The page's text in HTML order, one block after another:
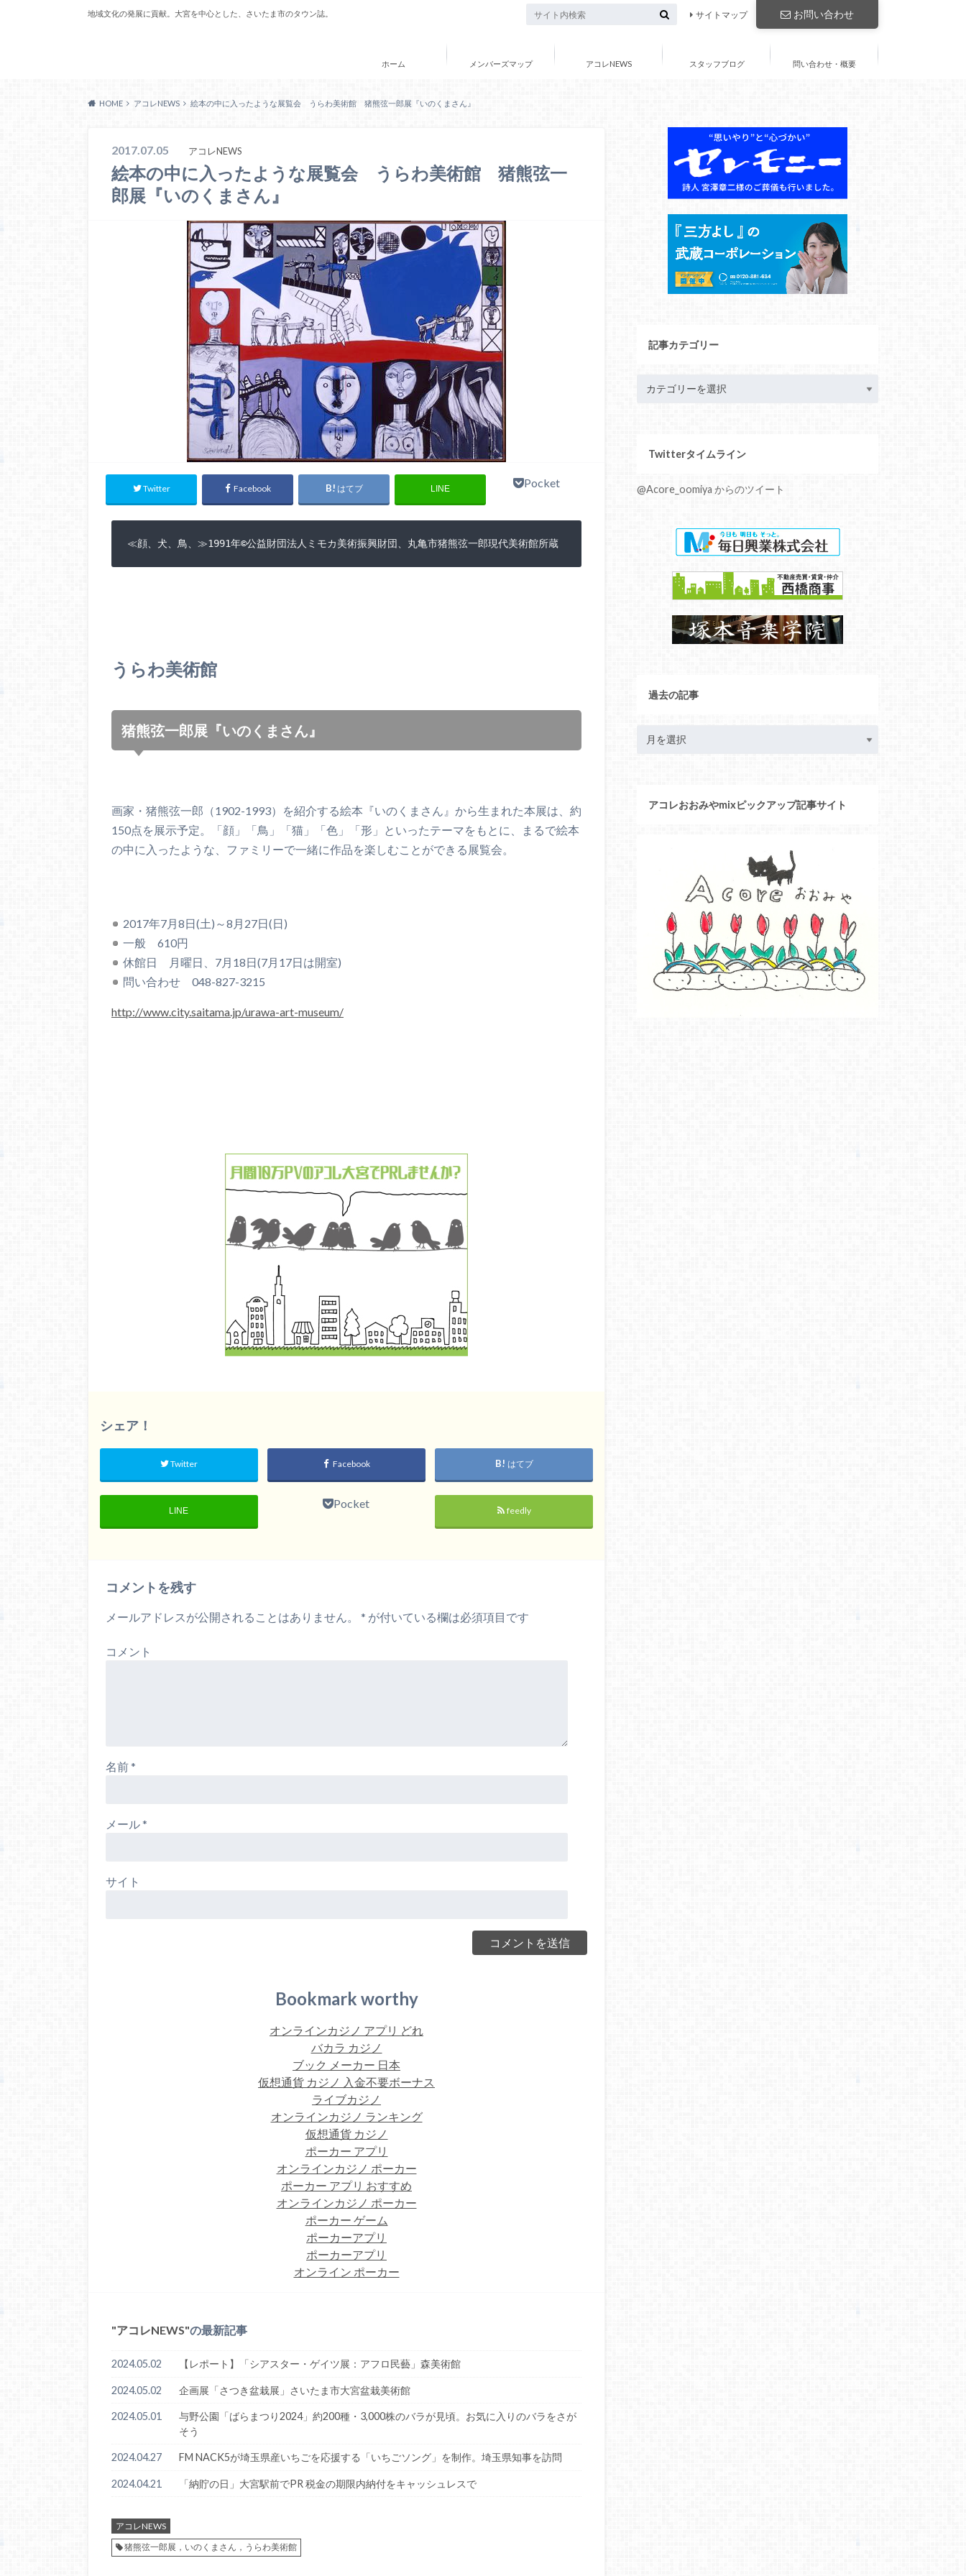
地域文化の発展に貢献。大宮を中心とした、さいたま市のタウン誌。 お問い合わせ
サイトマップ
ホーム メンバーズマップ アコレNEWS スタッフブログ 問い合わせ・概要
HOME アコレNEWS 絵本の中に入ったような展覧会 うらわ美術館 猪熊弦一郎展『いのくまさん』
2017.07.05 アコレNEWS
絵本の中に入ったような展覧会 うらわ美術館 猪熊弦一
郎展『いのくまさん』
Twitter Facebook はてブ LINE Pocket
≪顔、犬、鳥、≫1991年©公益財団法人ミモカ美術振興財団、丸亀市猪熊弦一郎現代美術館所蔵
うらわ美術館
猪熊弦一郎展『いのくまさん』
画家・猪熊弦一郎（1902-1993）を紹介する絵本『いのくまさん』から生まれた本展は、約
150点を展示予定。「顔」「鳥」「猫」「色」「形」といったテーマをもとに、まるで絵本
の中に入ったような、ファミリーで一緒に作品を楽しむことができる展覧会。
2017年7月8日(土)～8月27日(日)
一般 610円
休館日 月曜日、7月18日(7月17日は開室)
問い合わせ 048-827-3215
http://www.city.saitama.jp/urawa-art-museum/
シェア！
Twitter Facebook はてブ
LINE
Pocket
feedly
コメントを残す
メールアドレスが公開されることはありません。 * が付いている欄は必須項目です
コメント
名前*
メール*
サイト
Bookmark worthy
オンラインカジノ アプリ どれ
バカラ カジノ
ブック メーカー 日本
仮想通貨 カジノ 入金不要ボーナス
ライブカジノ
オンラインカジノ ランキング
仮想通貨 カジノ
ポーカー アプリ
オンラインカジノ ポーカー
ポーカー アプリ おすすめ
オンラインカジノ ポーカー
ポーカー ゲーム
ポーカーアプリ
ポーカーアプリ
オンライン ポーカー
アコレNEWS の最新記事
2024.05.02 【レポート】「シアスター・ゲイツ展：アフロ民藝」森美術館
2024.05.02 企画展「さつき盆栽展」さいたま市大宮盆栽美術館
2024.05.01
与野公園「ばらまつり2024」約200種・3,000株のバラが見頃。お気に入りのバラをさが
そう
2024.04.27 FM NACK5が埼玉県産いちごを応援する「いちごソング」を制作。埼玉県知事を訪問
2024.04.21 「納貯の日」大宮駅前でPR 税金の期限内納付をキャッシュレスで
アコレNEWS
猪熊弦一郎展，いのくまさん，うらわ美術館
記事カテゴリー
Twitterタイムライン
@Acore_oomiya からのツイート
過去の記事
アコレおおみやmixピックアップ記事サイト